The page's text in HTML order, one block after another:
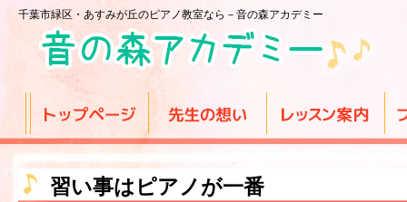
千葉市緑区・あすみが丘のピアノ教室なら－音の森アカデミー
習い事はピアノが一番